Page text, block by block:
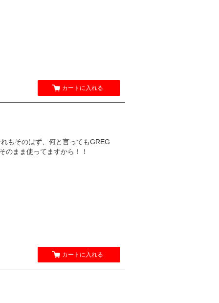
カートに入れる
もそのはず、何と言ってもGREG
のまま使ってますから！！
カートに入れる